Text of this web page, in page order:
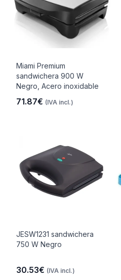
Miami Premium
sandwichera 900 W
Negro, Acero inoxidable
71.87€ (IVA incl.)
JESW1231 sandwichera
750 W Negro
30.53€ (IVA incl.)